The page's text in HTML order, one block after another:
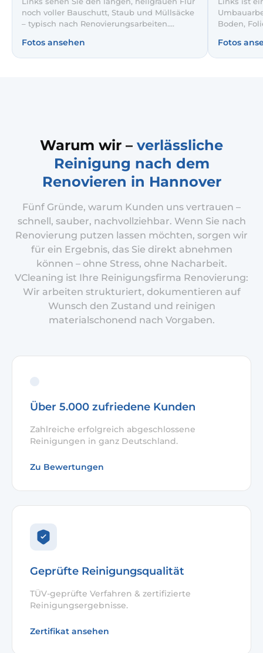
noch voller Bauschutt, Staub und Müllsäcke
– typisch nach Renovierungsarbeiten.
Rückstände, entsorgt Abfall fachgerecht
und reinigt Böden sowie Türen gründlich.
Fotos ansehen
Boden,
sind
gereinigt,
Fotos
Warum wir – verlässliche
Reinigung nach dem
Renovieren in Hannover
Fünf Gründe, warum Kunden uns vertrauen –
schnell, sauber, nachvollziehbar. Wenn Sie nach
Renovierung putzen lassen möchten, sorgen wir
für ein Ergebnis, das Sie direkt abnehmen
können – ohne Stress, ohne Nacharbeit.
VCleaning ist Ihre Reinigungsfirma Renovierung:
Wir arbeiten strukturiert, dokumentieren auf
Wunsch den Zustand und reinigen
materialschonend nach Vorgaben.
Über 5.000 zufriedene Kunden
Zahlreiche erfolgreich abgeschlossene
Reinigungen in ganz Deutschland.
Zu Bewertungen
Geprüfte Reinigungsqualität
TÜV-geprüfte Verfahren & zertifizierte
Reinigungsergebnisse.
Zertifikat ansehen